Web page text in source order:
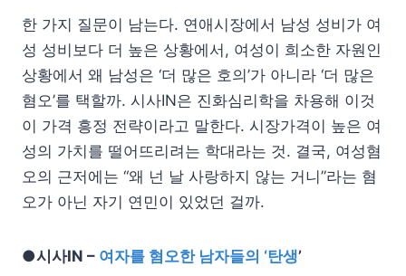
한 가지 질문이 남는다. 연애시장에서 남성 성비가 여
성 성비보다 더 높은 상황에서, 여성이 희소한 자원인
상황에서 왜 남성은 ‘더 많은 호의’가 아니라 ‘더 많은
혐오’를 택할까. 시사IN은 진화심리학을 차용해 이것
이 가격 흥정 전략이라고 말한다. 시장가격이 높은 여
성의 가치를 떨어뜨리려는 학대라는 것. 결국, 여성혐
오의 근저에는 “왜 넌 날 사랑하지 않는 거니”라는 혐
오가 아닌 자기 연민이 있었던 걸까.
●시사IN – 여자를 혐오한 남자들의 ‘탄생’